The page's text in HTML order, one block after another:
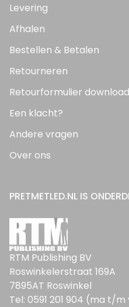
Levering
Afhalen
Bestellen & Betalen
Retourneren
Retourformulier
Een klacht?
Andere vragen
Over ons
PRETMETLED.NL IS
RTM Publishing BV
Roswinkelerstraat 169A
7895AT Roswinkel
Tel: 0591 201 904 (ma t/m